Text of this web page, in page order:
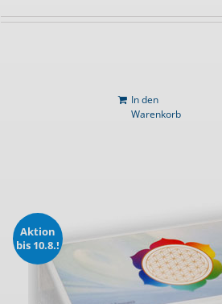
In den
Warenkorb
Aktion
bis 10.8.!